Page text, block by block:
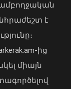
է
ից
միայն